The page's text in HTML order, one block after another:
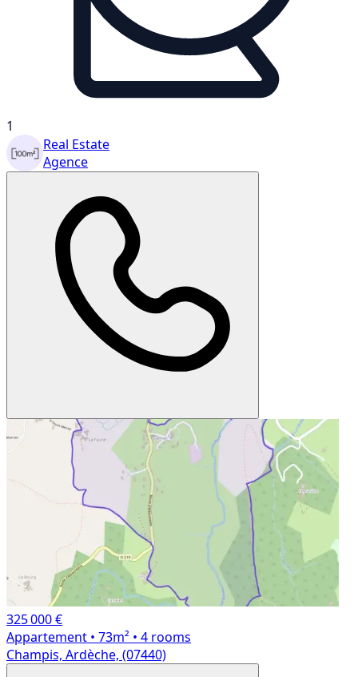
1
Real Estate
Agence
325 000 €
Appartement • 73m² • 4 rooms
Champis, Ardèche, (07440)